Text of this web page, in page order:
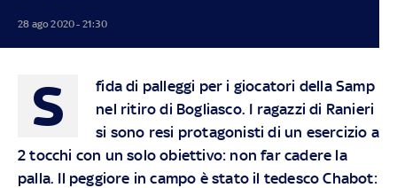
28 ago 2020 - 21:30
S
fida di palleggi per i giocatori della Samp
nel ritiro di Bogliasco. I ragazzi di Ranieri
si sono resi protagonisti di un esercizio a
2 tocchi con un solo obiettivo: non far cadere la
palla. Il peggiore in campo è stato il tedesco Chabot: